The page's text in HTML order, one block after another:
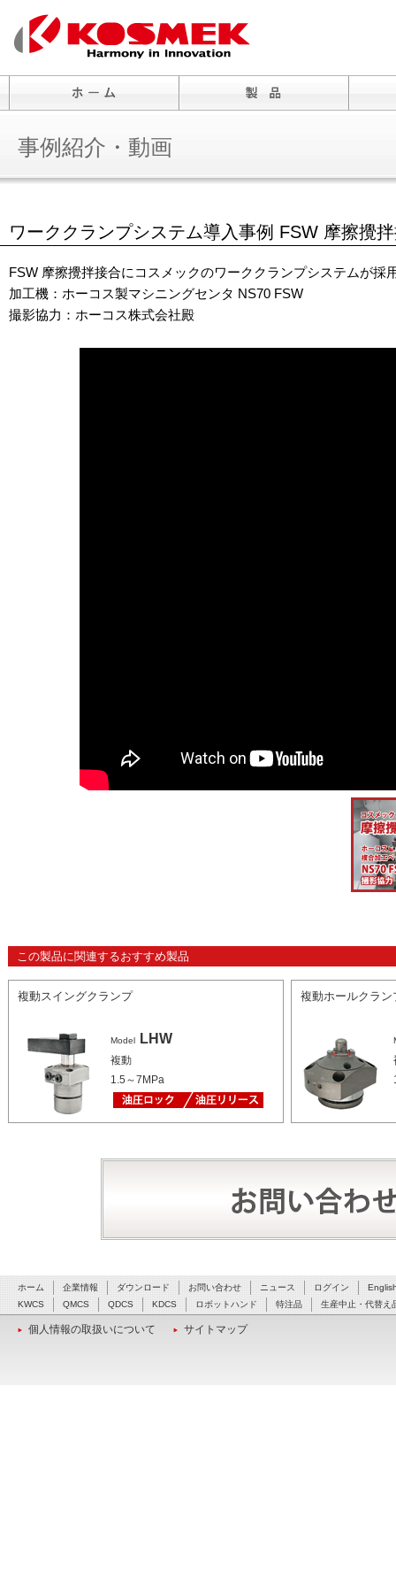
事例紹介・動画
ワーククランプシステム導入事例 FSW 摩擦攪
FSW 摩擦攪拌接合にコスメックのワーククランプシステムが採
加工機：ホーコス製マシニングセンタ NS70 FSW
撮影協力：ホーコス株式会社殿
この製品に関連するおすすめ製品
複動スイングクランプ
Model LHW
複動
1.5～7MPa
複動ホールクラン
ホーム 企業情報 ダウンロード お問い合わせ ニュース ログイン
KWCS
QMCS QDCS KDCS ロボットハンド 特注品 生産中止・代替え
個人情報の取扱いについて サイトマップ